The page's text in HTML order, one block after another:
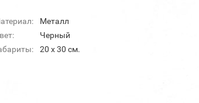
Металл
Черный
20 х 30 см.